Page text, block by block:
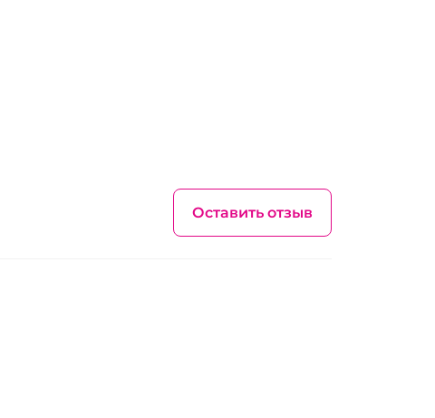
Оставить отзыв